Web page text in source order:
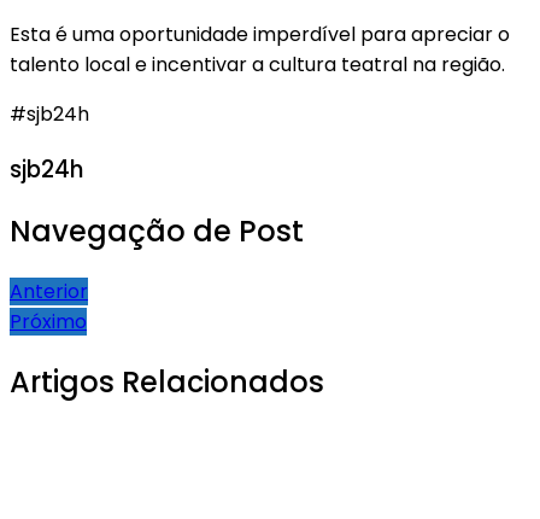
Esta é uma oportunidade imperdível para apreciar o
talento local e incentivar a cultura teatral na região.
#sjb24h
sjb24h
Navegação de Post
Anterior
Próximo
Artigos Relacionados